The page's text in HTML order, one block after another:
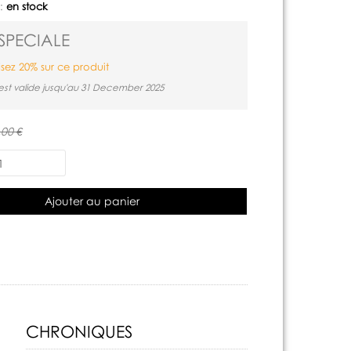
en stock
20% sur ce produit
valide jusqu'au 31 December 2025
€
Ajouter au panier
CHRONIQUES